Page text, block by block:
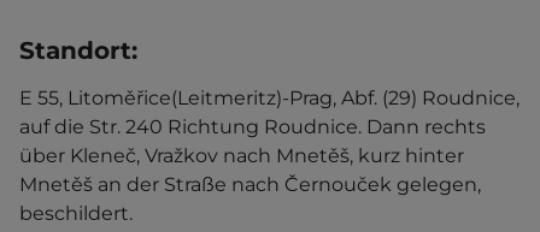
Standort:
E 55, Litoměřice(Leitmeritz)-Prag, Abf. (29) Roudnice,
auf die Str. 240 Richtung Roudnice. Dann rechts
über Kleneč, Vražkov nach Mnetěš, kurz hinter
Mnetěš an der Straße nach Černouček gelegen,
beschildert.